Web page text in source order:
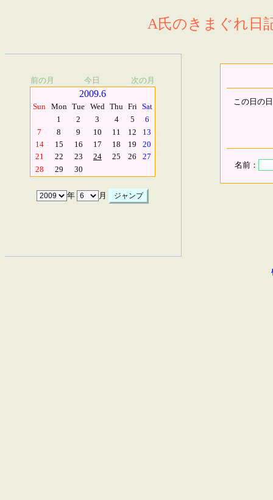
A氏のきまぐれ日
前の月 今日 次の月
2009.6
Sun Mon Tue Wed Thu Fri Sat
1
2 3 4 5
6
7
8 9 10 11 12
13
14
15 16 17 18 19
20
21
22 23 24 25 26
27
28
29 30
年 月
この日の
名前：